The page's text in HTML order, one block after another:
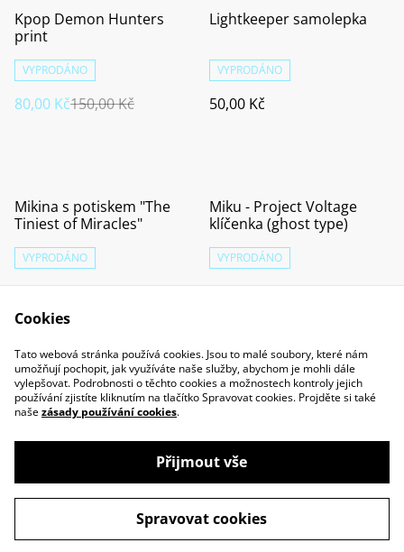
%
Kpop Demon Hunters
print
VYPRODÁNO
80,00 Kč150,00 Kč
Lightkeeper samolepka
VYPRODÁNO
50,00 Kč
Mikina s potiskem "The
Tiniest of Miracles"
VYPRODÁNO
750,00 Kč
K DISPOZICI JE VÍCE VARIANT
Miku - Project Voltage
klíčenka (ghost type)
VYPRODÁNO
220,00 Kč
Kontaktujte nás
Podmínky
Zásady ochrany
osobních údajů
cookies
Cookies
Tato webová stránka používá cookies. Jsou to malé soubory, které nám
umožňují pochopit, jak využíváte naše služby, abychom je mohli dále
vylepšovat. Podrobnosti o těchto cookies a možnostech kontroly jejich
používání zjistíte kliknutím na tlačítko Spravovat cookies. Projděte si také
našezásady používání cookies.
Přijmout vše
Spravovat cookies